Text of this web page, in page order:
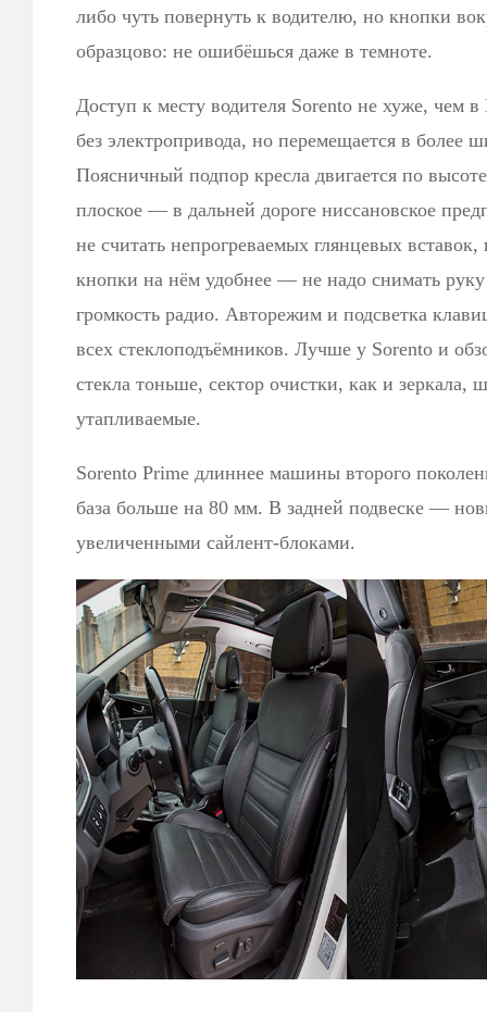
либо чуть повернуть к водителю, но кнопки
образцово: не ошибёшься даже в темноте.
Доступ к месту водителя Sorento не хуже, чем в
без электропривода, но перемещается в более
Поясничный подпор кресла двигается по
плоское — в дальней дороге ниссановское
не считать непрогреваемых глянцевых
кнопки на нём удобнее — не надо снимать
громкость радио. Авторежим и подсветка
всех стеклоподъёмников. Лучше у Sorento и
стекла тоньше, сектор очистки, как и
утапливаемые.
Sorento Prime длиннее машины второго
база больше на 80 мм. В задней подвеске —
увеличенными сайлент-блоками.